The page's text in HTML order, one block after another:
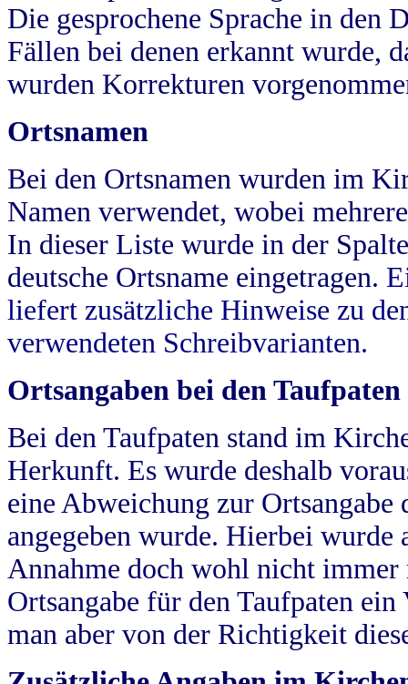
Die gesprochene Sprache in
Fällen bei denen erkannt wurde,
wurden Korrekturen
Ortsnamen
Bei den Ortsnamen wurden im
Namen verwendet, wobei
In dieser Liste wurde in der
deutsche Ortsname eingetragen.
liefert zusätzliche Hinweise zu
verwendeten Schreibvarianten.
Ortsangaben bei den Taufpaten
Bei den Taufpaten stand im
Herkunft. Es wurde deshalb
eine Abweichung zur
angegeben wurde. Hierbei wurde
Annahme doch wohl nicht
Ortsangabe für den Taufpaten
man aber von der Richtigkeit